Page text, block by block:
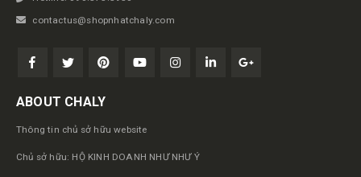
contactus@shopnhatchaly.com
ABOUT CHALY
Thông tin chủ sở hữu website
Chủ sở hữu: HỘ KINH DOANH NHƯ NHƯ Ý